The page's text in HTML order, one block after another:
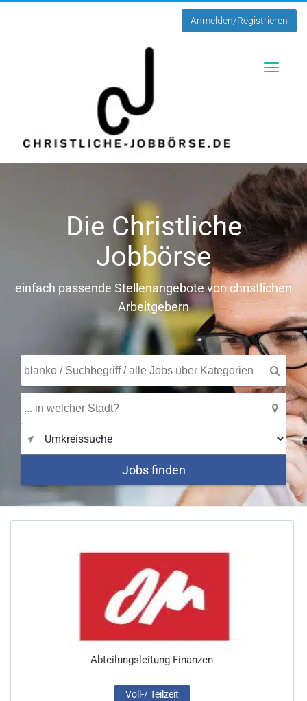
Anmelden/Registrieren
Die Christliche
Jobbörse
einfach passende Stellenangebote von christlichen
Arbeitgebern
Jobs finden
Abteilungsleitung Finanzen
Voll-/ Teilzeit